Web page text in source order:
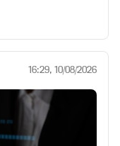
16:29, 10/08/2026